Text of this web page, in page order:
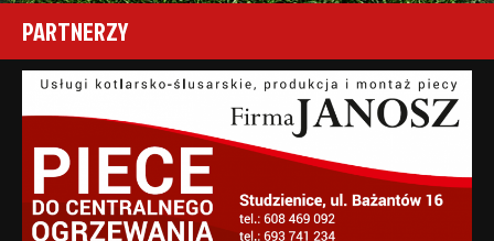
PARTNERZY